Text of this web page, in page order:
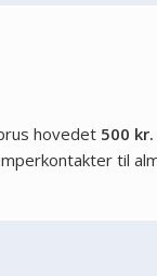
hovedet 500 kr.
til